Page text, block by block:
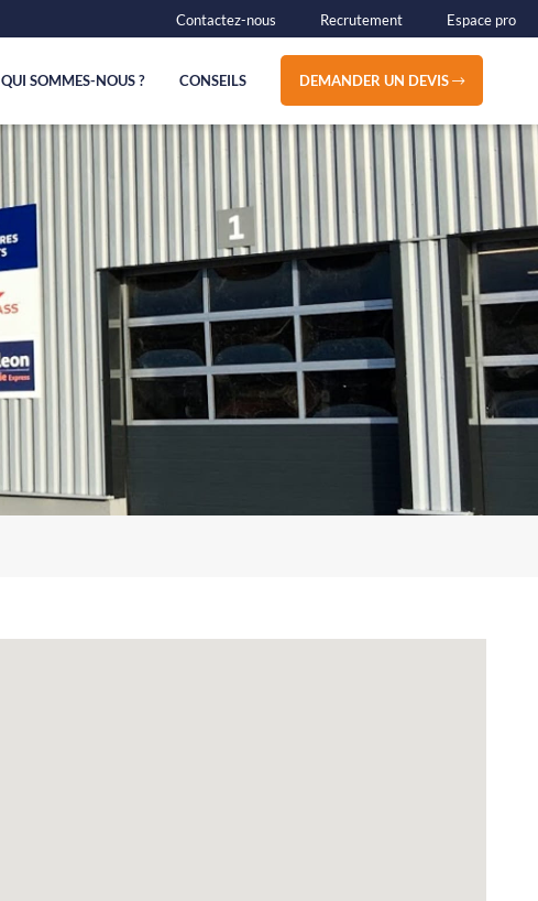
Contactez-nous Recrutement Espace pro
QUI SOMMES-NOUS ? CONSEILS DEMANDER UN DEVIS